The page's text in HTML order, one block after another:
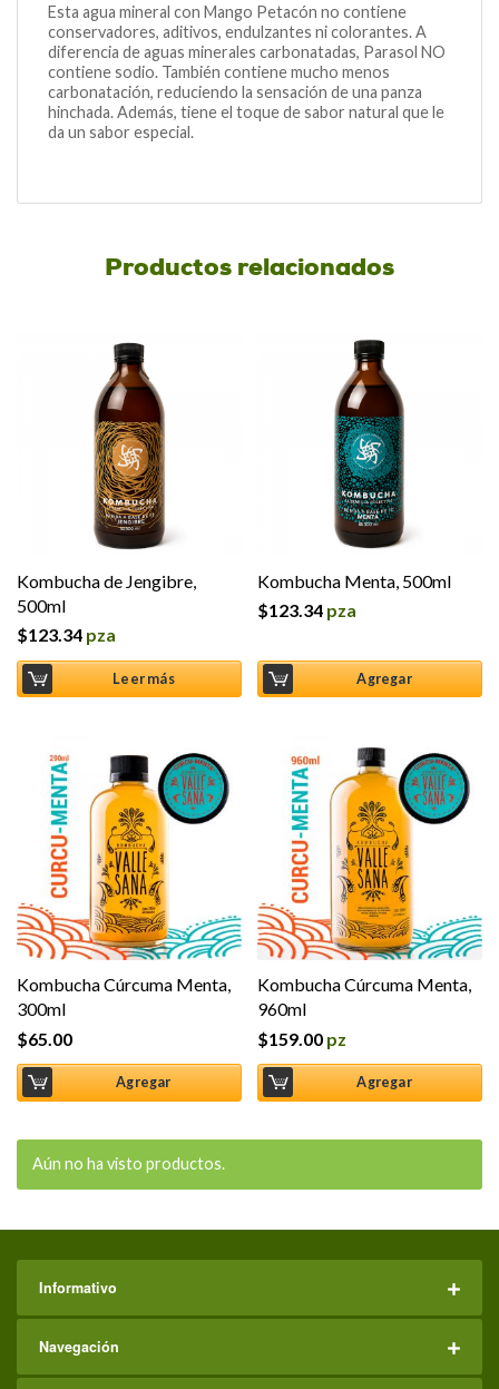
Esta agua mineral con Mango Petacón no contiene
conservadores, aditivos, endulzantes ni colorantes. A
diferencia de aguas minerales carbonatadas, Parasol NO
contiene sodio. También contiene mucho menos
carbonatación, reduciendo la sensación de una panza
hinchada. Además, tiene el toque de sabor natural que le
da un sabor especial.
Productos relacionados
Kombucha de Jengibre,
500ml
$123.34 pza
Leer más
Kombucha Menta, 500ml
$123.34 pza
Agregar
Kombucha Cúrcuma Menta,
300ml
$65.00
Agregar
Kombucha Cúrcuma Menta,
960ml
$159.00 pz
Agregar
Aún no ha visto productos.
Informativo
Navegación